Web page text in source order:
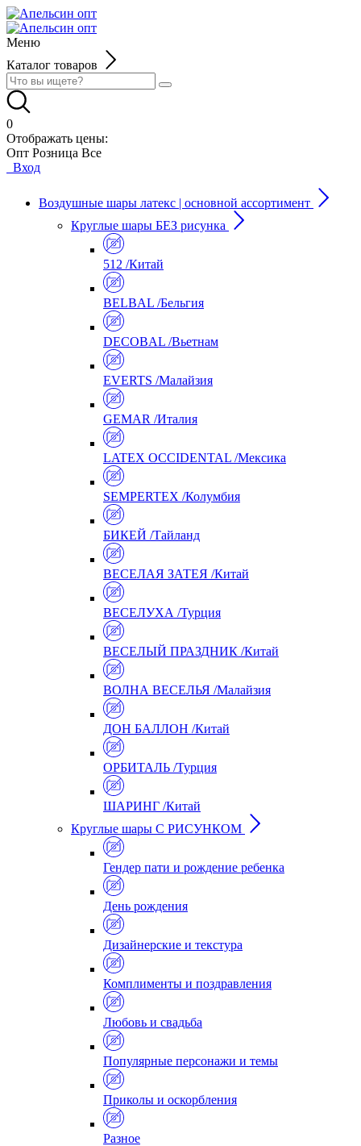
Меню
Каталог товаров
0
Отображать цены:
Опт Розница Все
Вход
Воздушные шары латекс | основной ассортимент
Круглые шары БЕЗ рисунка
512 /Китай
BELBAL /Бельгия
DECOBAL /Вьетнам
EVERTS /Малайзия
GEMAR /Италия
LATEX OCCIDENTAL /Мексика
SEMPERTEX /Колумбия
БИКЕЙ /Тайланд
ВЕСЕЛАЯ ЗАТЕЯ /Китай
ВЕСЕЛУХА /Турция
ВЕСЕЛЫЙ ПРАЗДНИК /Китай
ВОЛНА ВЕСЕЛЬЯ /Малайзия
ДОН БАЛЛОН /Китай
ОРБИТАЛЬ /Турция
ШАРИНГ /Китай
Круглые шары С РИСУНКОМ
Гендер пати и рождение ребенка
День рождения
Дизайнерские и текстура
Комплименты и поздравления
Любовь и свадьба
Популярные персонажи и темы
Приколы и оскорбления
Разное